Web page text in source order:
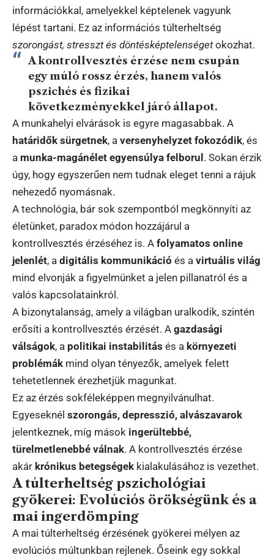
információkkal, amelyekkel képtelenek vagyunk
lépést tartani. Ez az információs túlterheltség
szorongást, stresszt és döntésképtelenségetokozhat.
A kontrollvesztés érzése nem csupán
egy múló rossz érzés, hanem valós
pszichés és fizikai
következményekkel járó állapot.
A munkahelyi elvárások is egyre magasabbak. A
határidők sürgetnek, a versenyhelyzet fokozódik, és
a munka-magánélet egyensúlya felborul. Sokan érzik
úgy, hogy egyszerűen nem tudnak eleget tenni a rájuk
nehezedő nyomásnak.
A technológia, bár sok szempontból megkönnyíti az
életünket, paradox módon hozzájárul a
kontrollvesztés érzéséhez is. A folyamatos online
jelenlét, a digitális kommunikáció és a virtuális világ
mind elvonják a figyelmünket a jelen pillanatról és a
valós kapcsolatainkról.
A bizonytalanság, amely a világban uralkodik, szintén
erősíti a kontrollvesztés érzését. A gazdasági
válságok, a politikai instabilitás és a környezeti
problémák mind olyan tényezők, amelyek felett
tehetetlennek érezhetjük magunkat.
Ez az érzés sokféleképpen megnyilvánulhat.
Egyeseknél szorongás, depresszió, alvászavarok
jelentkeznek, míg mások ingerültebbé,
türelmetlenebbé válnak. A kontrollvesztés érzése
akár krónikus betegségek kialakulásához is vezethet.
A túlterheltség pszichológiai
gyökerei: Evolúciós örökségünk és a
mai ingerdömping
A mai túlterheltség érzésének gyökerei mélyen az
evolúciós múltunkban rejlenek. Őseink egy sokkal